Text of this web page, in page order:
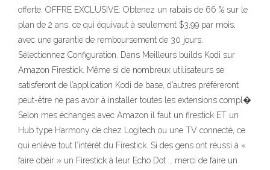
offerte. OFFRE EXCLUSIVE: Obtenez un rabais de 66 % sur le
plan de 2 ans, ce qui équivaut à seulement $3,99 par mois,
avec une garantie de remboursement de 30 jours.
Sélectionnez Configuration. Dans Meilleurs builds Kodi sur
Amazon Firestick. Même si de nombreux utilisateurs se
satisferont de l’application Kodi de base, d’autres préféreront
peut-être ne pas avoir à installer toutes les extensions compl�
Selon mes échanges avec Amazon il faut un firestick ET un
Hub type Harmony de chez Logitech ou une TV connecté, ce
qui enlève tout l’intérêt du Firestick. Si des gens ont réussi à «
faire obéir » un Firestick à leur Echo Dot … merci de faire un